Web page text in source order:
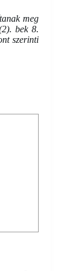
meg
bek 8.
szerinti